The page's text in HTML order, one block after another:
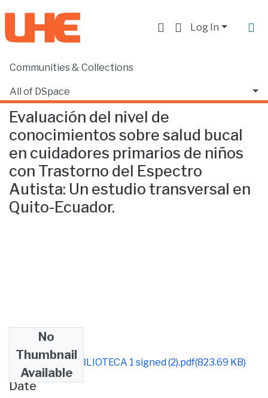
Log In
Communities & Collections
All of DSpace
Statistics
Home
Evaluación del nivel de
conocimientos sobre salud bucal
en cuidadores primarios de niños
con Trastorno del Espectro
Autista: Un estudio transversal en
Quito-Ecuador.
No
Thumbnail
Available
TESIS FINAL BIBLIOTECA 1 signed (2).pdf(823.69 KB)
Date